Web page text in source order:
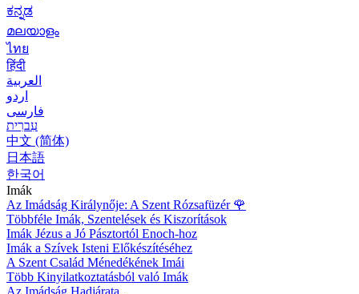
ಕನ್ನಡ
മലയാളം
ไทย
हिंदी
العربية
اردو
فارسی
עִברִית
中文 (简体)
日本語
한국어
Imák
Az Imádság Királynője: A Szent Rózsafüzér 🌹
Többféle Imák, Szentelések és Kiszorítások
Imák Jézus a Jó Pásztortól Enoch-hoz
Imák a Szívek Isteni Előkészítéséhez
A Szent Család Ménedékének Imái
Több Kinyilatkoztatásból való Imák
Az Imádság Hadjárata